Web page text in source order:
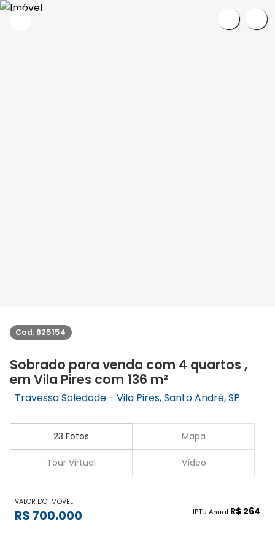
Cod: 825154
Sobrado para venda com 4 quartos ,
em Vila Pires com 136 m²
Travessa Soledade - Vila Pires, Santo André, SP
23 Fotos Mapa
Tour Virtual Vídeo
VALOR DO IMÓVEL
R$ 700.000 IPTU Anual R$ 264